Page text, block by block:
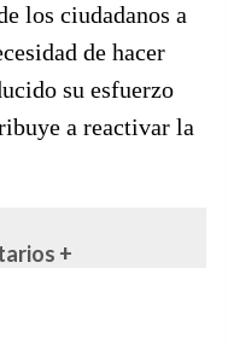
los ciudadanos a
de hacer
su esfuerzo
a reactivar la
+